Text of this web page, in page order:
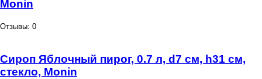
Monin
Отзывы: 0
Сироп Яблочный пирог, 0.7 л, d7 см, h31 см,
стекло, Monin